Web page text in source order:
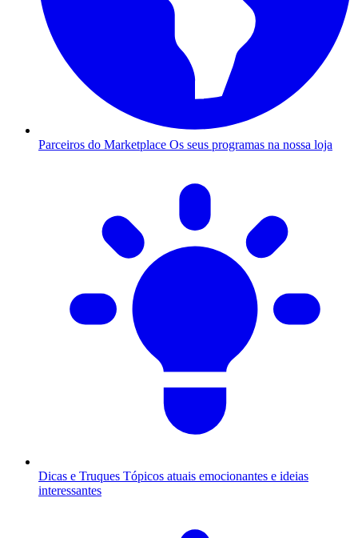
Parceiros do Marketplace Os seus programas na nossa loja
Dicas e Truques Tópicos atuais emocionantes e ideias
interessantes